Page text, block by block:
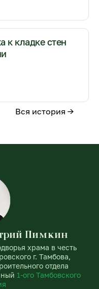
к кладке стен
Вся история →
Пимкин
храма в честь
г. Тамбова,
отдела
1-ого Тамбовского